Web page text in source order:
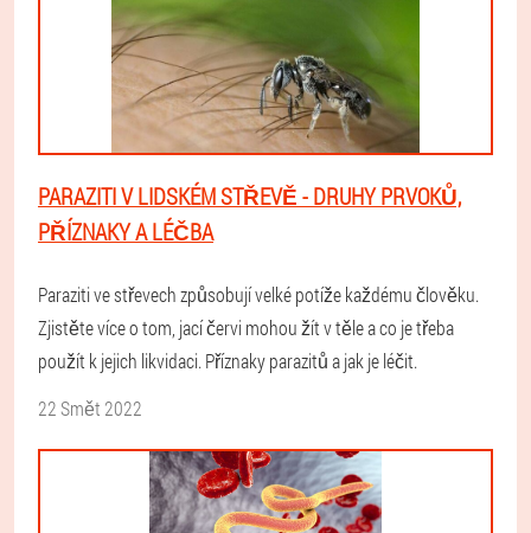
PARAZITI V LIDSKÉM STŘEVĚ - DRUHY PRVOKŮ,
PŘÍZNAKY A LÉČBA
Paraziti ve střevech způsobují velké potíže každému člověku.
Zjistěte více o tom, jací červi mohou žít v těle a co je třeba
použít k jejich likvidaci. Příznaky parazitů a jak je léčit.
22 Smět 2022